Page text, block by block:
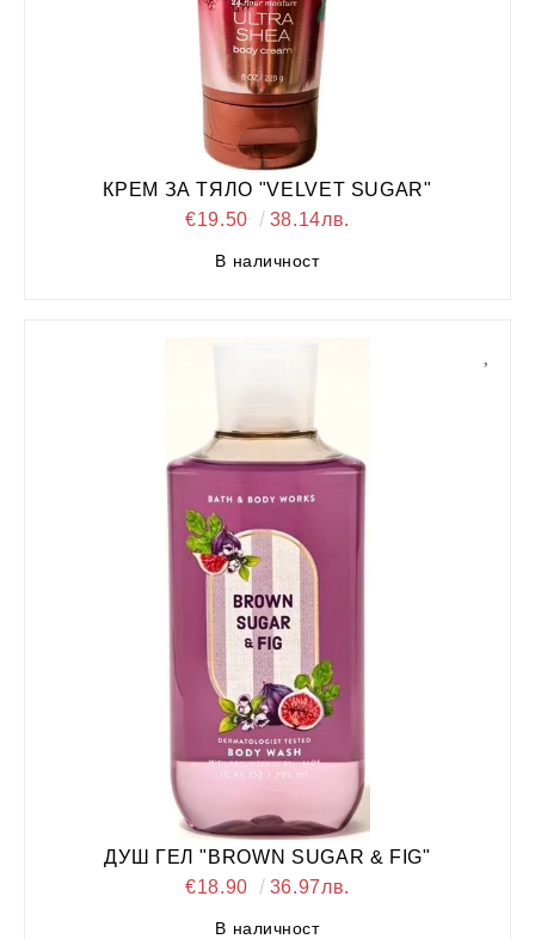
КРЕМ ЗА ТЯЛО "VELVET SUGAR"
€19.50
38.14лв.
В наличност
ДУШ ГЕЛ "BROWN SUGAR & FIG"
€18.90
36.97лв.
В наличност